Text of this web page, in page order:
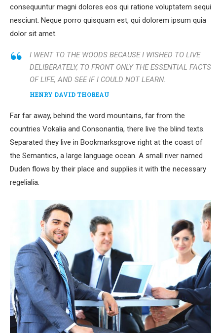
consequuntur magni dolores eos qui ratione voluptatem sequi
nesciunt. Neque porro quisquam est, qui dolorem ipsum quia
dolor sit amet.
I WENT TO THE WOODS BECAUSE I WISHED TO LIVE
DELIBERATELY, TO FRONT ONLY THE ESSENTIAL FACTS
OF LIFE, AND SEE IF I COULD NOT LEARN.
HENRY DAVID THOREAU
Far far away, behind the word mountains, far from the
countries Vokalia and Consonantia, there live the blind texts.
Separated they live in Bookmarksgrove right at the coast of
the Semantics, a large language ocean. A small river named
Duden flows by their place and supplies it with the necessary
regelialia.